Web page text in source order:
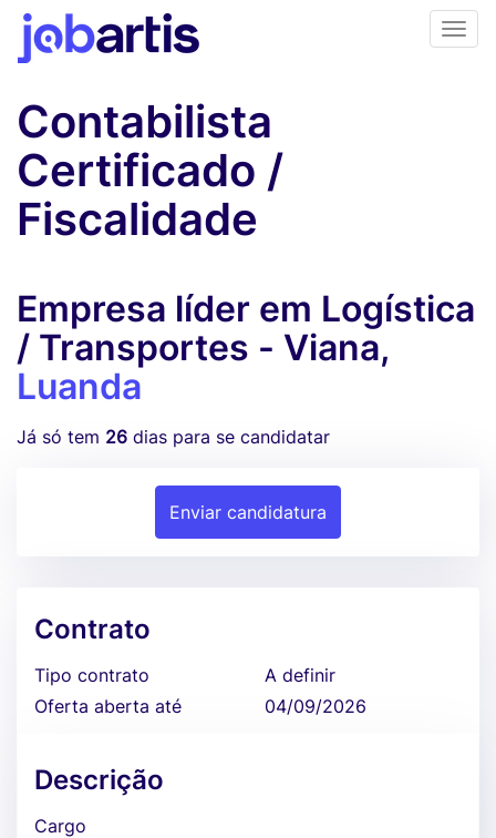
Contabilista
Certificado /
Fiscalidade
Empresa líder em Logística
/ Transportes - Viana,
Luanda
Já só tem 26 dias para se candidatar
Enviar candidatura
Contrato
Tipo contrato
A definir
Oferta aberta até
04/09/2026
Descrição
Cargo